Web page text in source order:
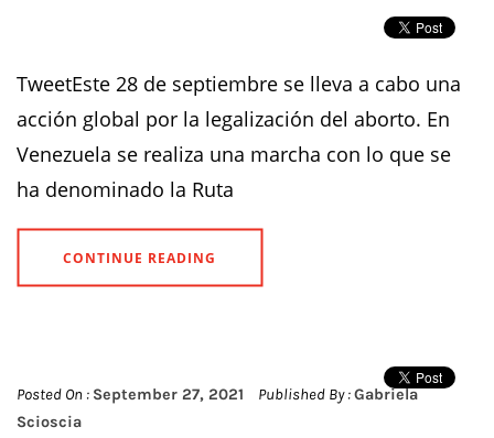
TweetEste 28 de septiembre se lleva a cabo una
acción global por la legalización del aborto. En
Venezuela se realiza una marcha con lo que se
ha denominado la Ruta
CONTINUE READING
Posted On : September 27, 2021 Published By :Gabriela
Scioscia